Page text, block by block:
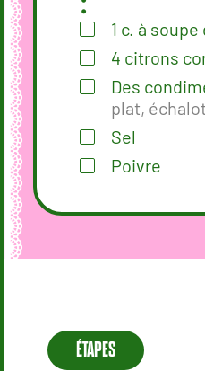
1 c. à soupe
4 citrons
Des
plat,
Sel
Poivre
ÉTAPES